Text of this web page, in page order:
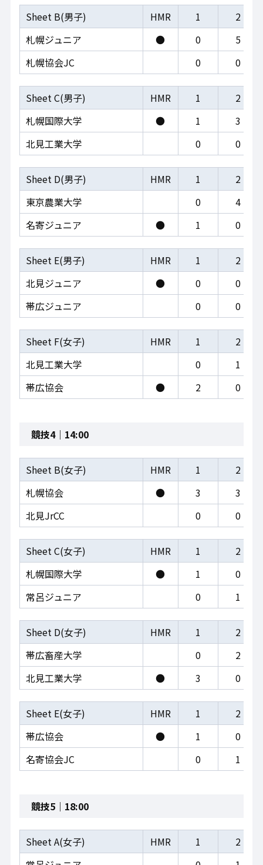
Sheet B(男子) HMR 1
2
札幌ジュニア
● 0
5
札幌協会JC
0 0
Sheet C(男子) HMR 1
2
札幌国際大学
● 1
3
北見工業大学
0 0
Sheet D(男子) HMR 1
2
東京農業大学
0
4
名寄ジュニア
● 1 0
Sheet E(男子) HMR 1
2
北見ジュニア
● 0
0
帯広ジュニア
0 0
Sheet F(女子) HMR 1
2
北見工業大学
0
1
帯広協会
● 2 0
競技4｜14:00
Sheet B(女子) HMR 1
2
札幌協会
● 3
3
北見JrCC
0 0
Sheet C(女子) HMR 1
2
札幌国際大学
● 1
0
常呂ジュニア
0 1
Sheet D(女子) HMR 1
2
帯広畜産大学
0
2
北見工業大学
● 3 0
Sheet E(女子) HMR 1
2
帯広協会
● 1
0
名寄協会JC
0 1
競技5｜18:00
Sheet A(女子) HMR 1
2